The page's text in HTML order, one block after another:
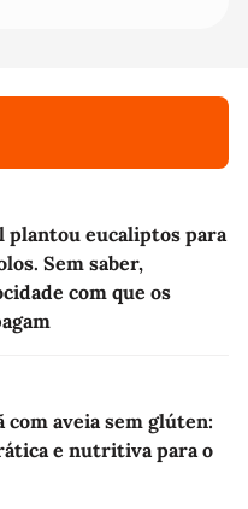
plantou eucaliptos para
Sem saber,
com que os
com aveia sem glúten:
e nutritiva para o